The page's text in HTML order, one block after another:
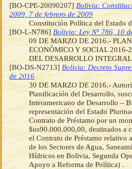
[BO-CPE-20090207] Bolivia:
2009, 7 de febrero de 2009
Constitución Política del Estado
[BO-L-N786] Bolivia: Ley Nº 786, 10
09 DE MARZO DE 2016.-
ECONÓMICO Y SOCIAL 2016-
DEL DESARROLLO
[BO-DS-N2713] Bolivia: Decreto
de 2016
30 DE MARZO DE 2016.-
Planificación del Desarrollo,
Interamericano de Desarrollo –
representación del Estado
Contrato de Préstamo por un
$us90.000.000,00, destinados a
el Contrato de Préstamo relativo
de los Sectores de Agua,
Hídricos en Bolivia, Segunda
Apoyo a Reforma de Política) .